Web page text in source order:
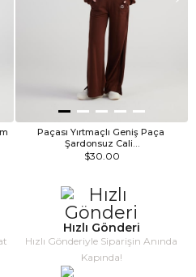
Paçası Yırtmaçlı Geniş Paça
Şardonsuz Cali…
$30.00
Hızlı Gönderi
Hızlı Gönderiyle Siparişin Anında
Kapında!